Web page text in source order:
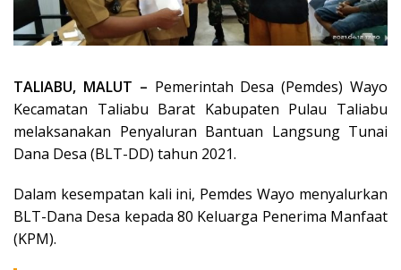
TALIABU, MALUT – Pemerintah Desa (Pemdes) Wayo
Kecamatan Taliabu Barat Kabupaten Pulau Taliabu
melaksanakan Penyaluran Bantuan Langsung Tunai
Dana Desa (BLT-DD) tahun 2021.
Dalam kesempatan kali ini, Pemdes Wayo menyalurkan
BLT-Dana Desa kepada 80 Keluarga Penerima Manfaat
(KPM).